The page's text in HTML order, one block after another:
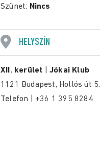
Szünet: Nincs
HELYSZÍN
XII. kerület |Jókai Klub
1121 Budapest, Hollós út 5.
Telefon | +36 1 395 8284